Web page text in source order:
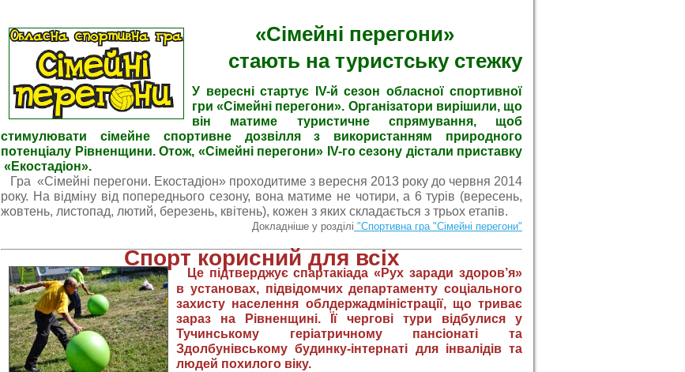
«Сімейні перегони»
стають на туристську стежку
У вересні стартує IV-й сезон обласної спортивної
гри «Сімейні перегони». Організатори вирішили, що
він матиме туристичне спрямування, щоб
стимулювати сімейне спортивне дозвілля з використанням природного
потенціалу Рівненщини. Отож, «Сімейні перегони» IV-го сезону дістали приставку
«Екостадіон».
Гра «Сімейні перегони. Екостадіон» проходитиме з вересня 2013 року до червня 2014
року. На відміну від попереднього сезону, вона матиме не чотири, а 6 турів (вересень,
жовтень, листопад, лютий, березень, квітень), кожен з яких складається з трьох етапів.
Докладніше у розділі "Спортивна гра "Сімейні перегони"
Спорт корисний для всіх
Це підтверджує спартакіада«Рух заради здоров’я»
в установах, підвідомчих департаменту соціального
захисту населення облдержадміністрації, що триває
зараз на Рівненщині. Її чергові тури відбулися у
Тучинському геріатричному пансіонаті та
Здолбунівському будинку-інтернаті для інвалідів та
людей похилого віку.